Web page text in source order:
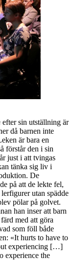
efter sin utställning är
då barnen inte
är bara en
förstår den i sin
just i att tvingas
tänka sig liv i
De
på att de lekte fel,
utan spädde
pölar på golvet.
han inser att barn
med att göra
som föll både
«It hurts to have to
experiencing […]
experience the